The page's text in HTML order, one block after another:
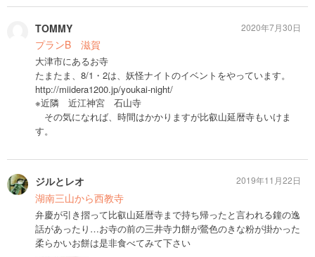
TOMMY
プランB 滋賀
大津市にあるお寺
たまたま、8/1・2は、妖怪ナイトのイベントをやっています。
http://miidera1200.jp/youkai-night/
※近隣 近江神宮 石山寺
その気になれば、時間はかかりますが比叡山延暦寺もいけま
す。
2020年7月30日
ジルとレオ
湖南三山から西教寺
弁慶が引き摺って比叡山延暦寺まで持ち帰ったと言われる鐘の逸
話があったり…お寺の前の三井寺力餅が鶯色のきな粉が掛かった
柔らかいお餅は是非食べてみて下さい
2019年11月22日